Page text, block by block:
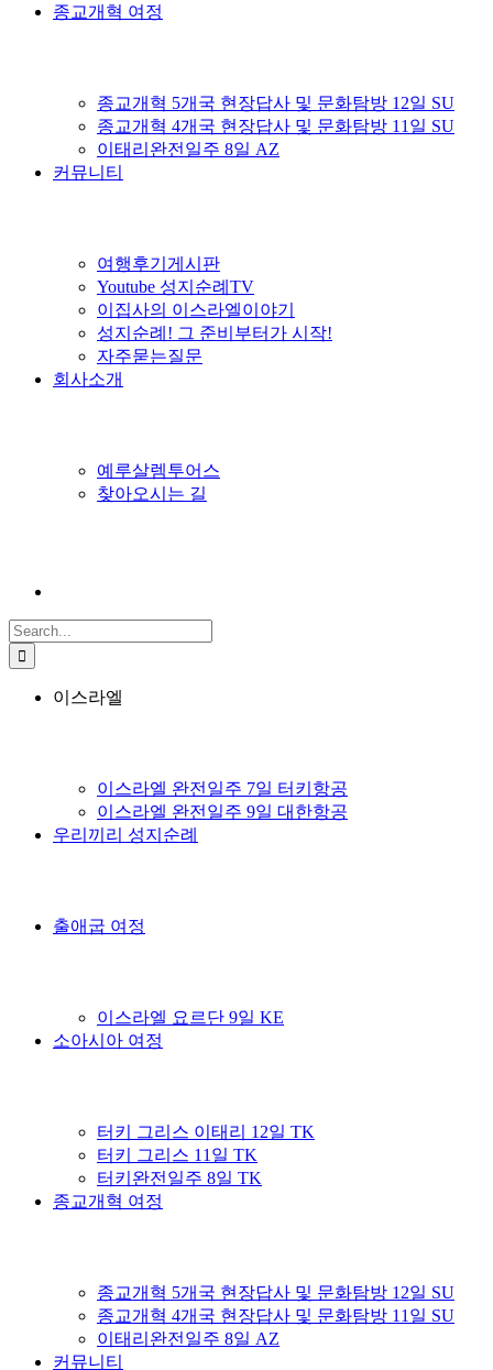
종교개혁 여정
종교개혁 5개국 현장답사 및 문화탐방 12일 SU
종교개혁 4개국 현장답사 및 문화탐방 11일 SU
이태리완전일주 8일 AZ
커뮤니티
여행후기게시판
Youtube 성지순례TV
이집사의 이스라엘이야기
성지순례! 그 준비부터가 시작!
자주묻는질문
회사소개
예루살렘투어스
찾아오시는 길
Search
for:
이스라엘
이스라엘 완전일주 7일 터키항공
이스라엘 완전일주 9일 대한항공
우리끼리 성지순례
출애굽 여정
이스라엘 요르단 9일 KE
소아시아 여정
터키 그리스 이태리 12일 TK
터키 그리스 11일 TK
터키완전일주 8일 TK
종교개혁 여정
종교개혁 5개국 현장답사 및 문화탐방 12일 SU
종교개혁 4개국 현장답사 및 문화탐방 11일 SU
이태리완전일주 8일 AZ
커뮤니티